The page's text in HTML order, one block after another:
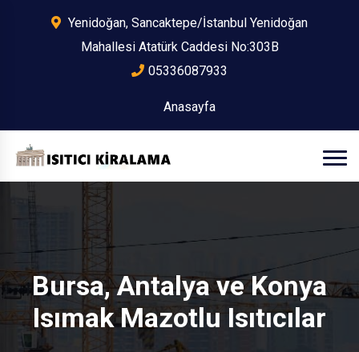
Yenidoğan, Sancaktepe/İstanbul Yenidoğan
Mahallesi Atatürk Caddesi No:303B
05336087933
Anasayfa
Bursa, Antalya ve Konya
Isımak Mazotlu Isıtıcılar